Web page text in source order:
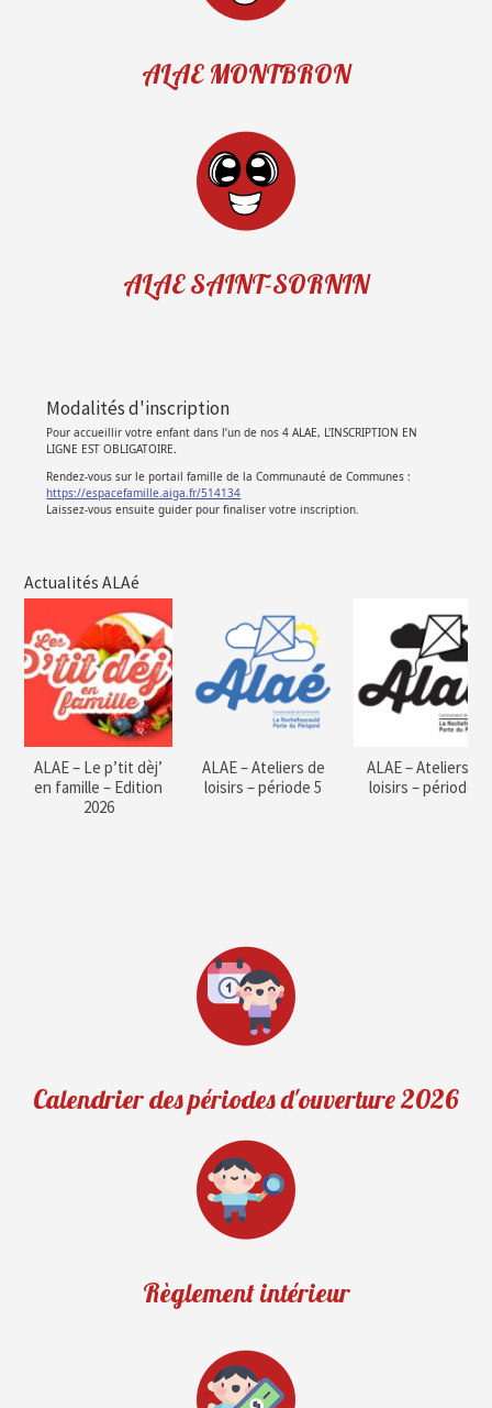
ALAE MONTBRON
ALAE SAINT-SORNIN
Modalités d'inscription
Pour accueillir votre enfant dans l’un de nos 4 ALAE, L'INSCRIPTION EN
LIGNE EST OBLIGATOIRE.
Rendez-vous sur le portail famille de la Communauté de Communes :
https://espacefamille.aiga.fr/514134
Laissez-vous ensuite guider pour finaliser votre inscription.
Actualités ALAé
ALAE – Le p’tit dèj’
en famille – Edition
2026
ALAE – Ateliers de
loisirs – période 5
ALAE – Ateliers de
loisirs – période 4
Calendrier des périodes d'ouverture 2026
Règlement intérieur